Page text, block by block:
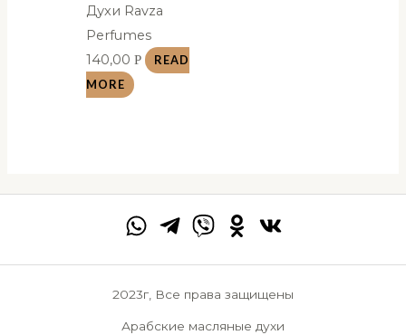
Духи Ravza
Perfumes
140,00Р
READ
MORE
2023г, Все права защищены
Арабские масляные духи